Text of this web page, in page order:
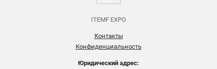
ITEMF EXPO
Контакты
Конфиденциальность
Юридический адрес: